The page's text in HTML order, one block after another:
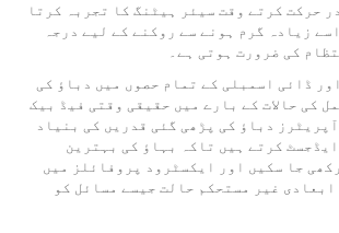
حرکت کرتے وقت سیئر ہیٹنگ کا تجربہ کرتا
زیادہ گرم ہونے سے روکنے کے لیے درجہ
کی ضرورت ہوتی ہے۔
ڈائی اسمبلی کے تمام حصوں میں دباؤ کی
کی حالات کے بارے میں حقیقی وقتی فیڈ بیک
دباؤ کی پڑھی گئی قدریں کی بنیاد
کرتے ہیں تاکہ بہاؤ کی بہترین
جا سکیں اور ایکسٹرود پروفائلز میں
ابعادی غیر مستحکم حالت جیسے مسائل کو